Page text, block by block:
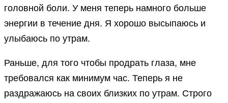
головной боли. У меня теперь намного больше
энергии в течение дня. Я хорошо высыпаюсь и
улыбаюсь по утрам.
Раньше, для того чтобы продрать глаза, мне
требовался как минимум час. Теперь я не
раздражаюсь на своих близких по утрам. Строго